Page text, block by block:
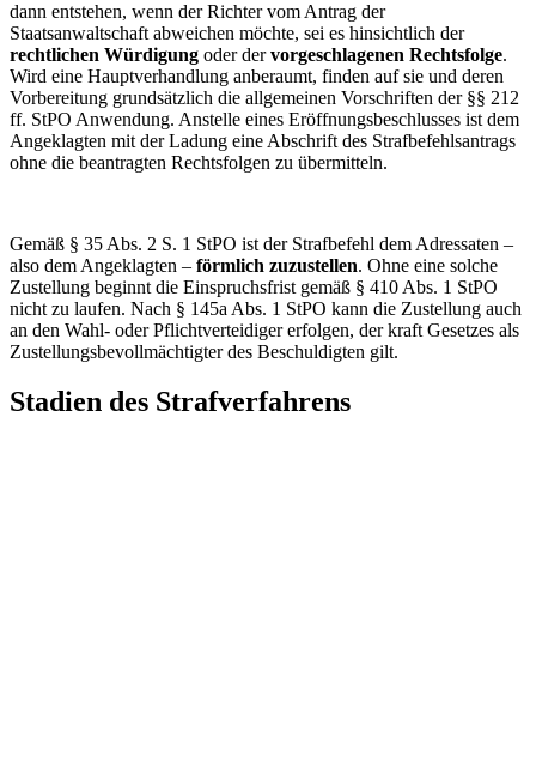
dann entstehen, wenn der Richter vom Antrag der
Staatsanwaltschaft abweichen möchte, sei es hinsichtlich der
rechtlichen Würdigung oder dervorgeschlagenen Rechtsfolge.
Wird eine Hauptverhandlung anberaumt, finden auf sie und deren
Vorbereitung grundsätzlich die allgemeinen Vorschriften der §§ 212
ff. StPO Anwendung. Anstelle eines Eröffnungsbeschlusses ist dem
Angeklagten mit der Ladung eine Abschrift des Strafbefehlsantrags
ohne die beantragten Rechtsfolgen zu übermitteln.
Gemäß § 35 Abs. 2 S. 1 StPO ist der Strafbefehl dem Adressaten –
also dem Angeklagten – förmlich zuzustellen. Ohne eine solche
Zustellung beginnt die Einspruchsfrist gemäß § 410 Abs. 1 StPO
nicht zu laufen. Nach § 145a Abs. 1 StPO kann die Zustellung auch
an den Wahl- oder Pflichtverteidiger erfolgen, der kraft Gesetzes als
Zustellungsbevollmächtigter des Beschuldigten gilt.
Stadien des Strafverfahrens